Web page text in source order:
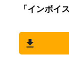
「インボイ